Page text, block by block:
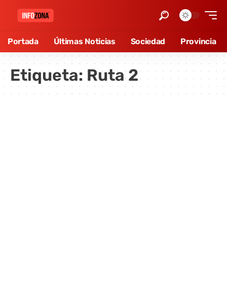
Portada Últimas Noticias Sociedad Provincia
Etiqueta: Ruta 2